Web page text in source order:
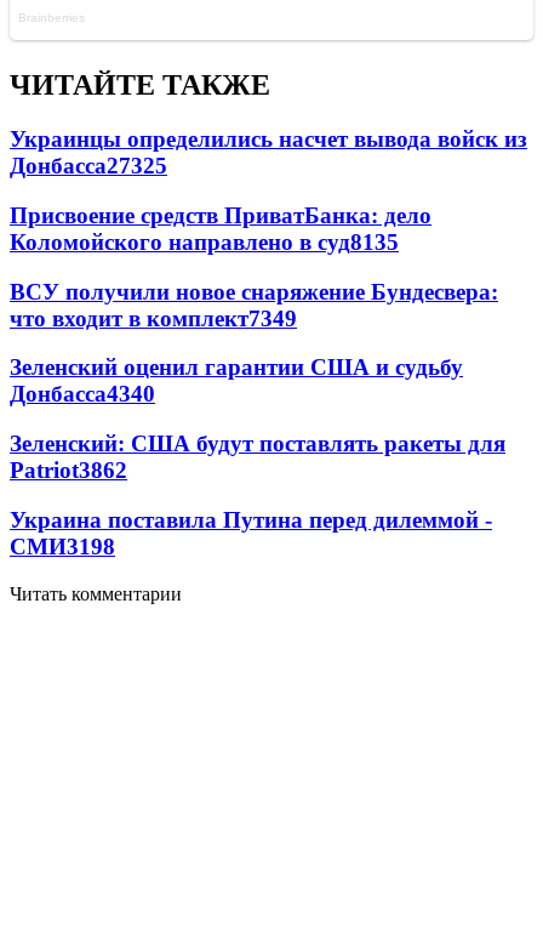
ЧИТАЙТЕ ТАКЖЕ
Украинцы определились насчет вывода войск из
Донбасса27325
Присвоение средств ПриватБанка: дело
Коломойского направлено в суд8135
ВСУ получили новое снаряжение Бундесвера:
что входит в комплект7349
Зеленский оценил гарантии США и судьбу
Донбасса4340
Зеленский: США будут поставлять ракеты для
Patriot3862
Украина поставила Путина перед дилеммой -
СМИ3198
Читать комментарии